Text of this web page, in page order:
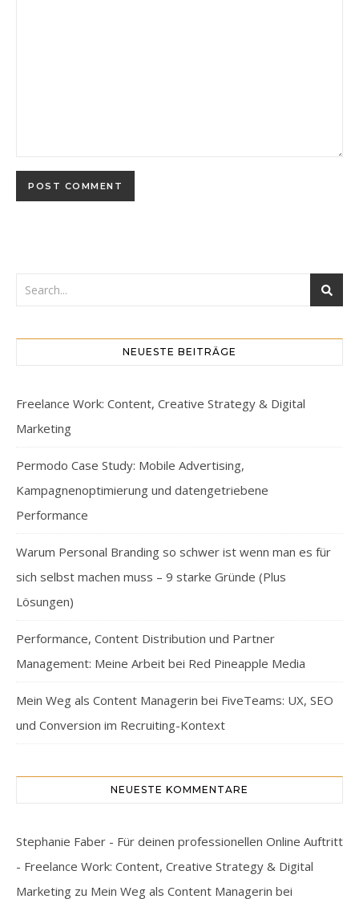
NEUESTE BEITRÄGE
Freelance Work: Content, Creative Strategy & Digital
Marketing
Permodo Case Study: Mobile Advertising,
Kampagnenoptimierung und datengetriebene
Performance
Warum Personal Branding so schwer ist wenn man es für
sich selbst machen muss – 9 starke Gründe (Plus
Lösungen)
Performance, Content Distribution und Partner
Management: Meine Arbeit bei Red Pineapple Media
Mein Weg als Content Managerin bei FiveTeams: UX, SEO
und Conversion im Recruiting-Kontext
NEUESTE KOMMENTARE
Stephanie Faber - Für deinen professionellen Online Auftritt
- Freelance Work: Content, Creative Strategy & Digital
Marketing zu Mein Weg als Content Managerin bei